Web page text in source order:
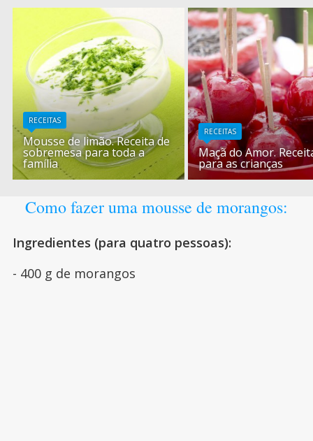
RECEITAS
Mousse de limão. Receita de
sobremesa para toda a
família
RECEITAS
Maçã do Amor.
para as crianças
Como fazer uma mousse de morangos:
Ingredientes (para quatro pessoas):
- 400 g de morangos